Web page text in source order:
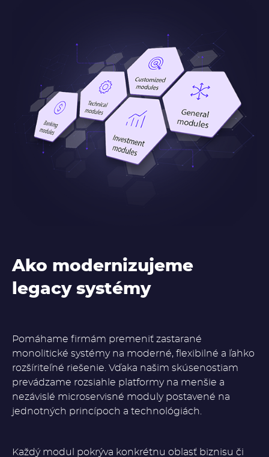
Ako modernizujeme
legacy systémy
Pomáhame firmám premeniť zastarané
monolitické systémy na moderné, flexibilné a ľahko
rozšíriteľné riešenie. Vďaka našim skúsenostiam
prevádzame rozsiahle platformy na menšie a
nezávislé microservisné moduly postavené na
jednotných princípoch a technológiách.
Každý modul pokrýva konkrétnu oblasť biznisu či